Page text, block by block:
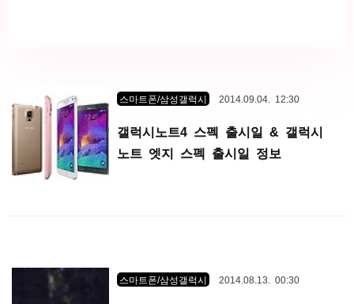
스마트폰/삼성갤럭시 2014.09.04. 12:30
갤럭시노트4 스펙 출시일 & 갤럭시
노트 엣지 스펙 출시일 정보
스마트폰/삼성갤럭시 2014.08.13. 00:30